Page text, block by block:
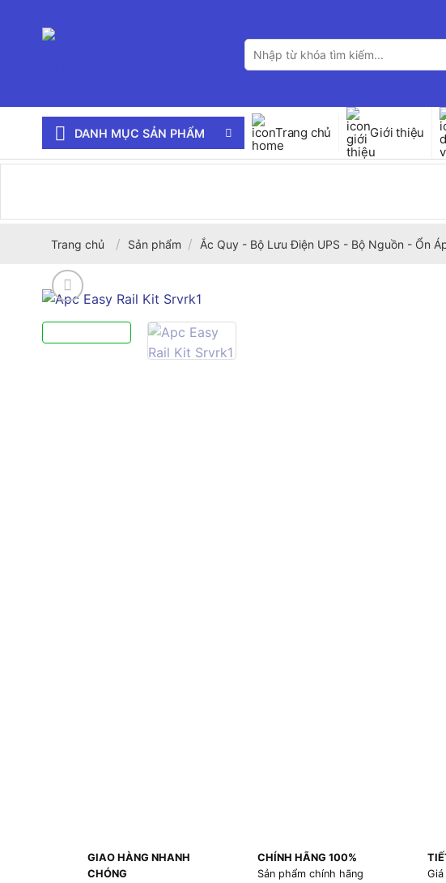
Tìm
kiếm:
DANH MỤC SẢN PHẨM Trang chủ Giới thiệu
Trang chủ / Sản phẩm / Ắc Quy - Bộ Lưu Điện UPS - Bộ Nguồn - Ổn
GIAO HÀNG NHANH
CHÓNG
CHÍNH HÃNG 100%
Sản phẩm chính hãng